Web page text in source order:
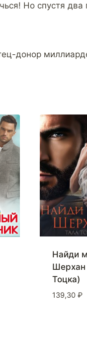
Но спустя
донор
Найди
Шерхан
Тоцка)
139,30 ₽